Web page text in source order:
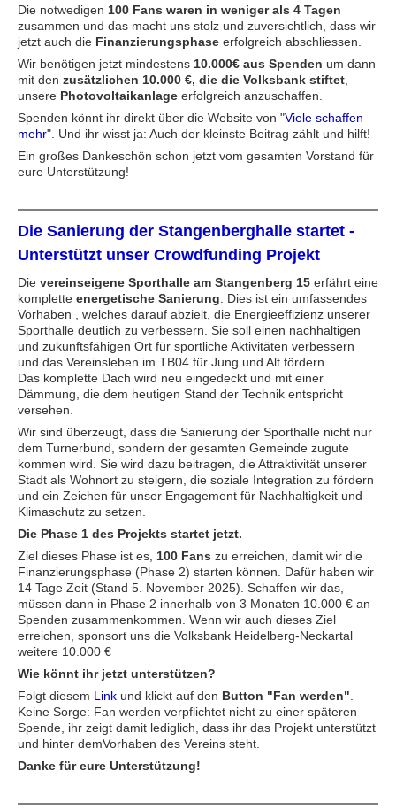
Die notwedigen 100 Fans waren in weniger als 4 Tagen
zusammen und das macht uns stolz und zuversichtlich, dass wir
jetzt auch die Finanzierungsphase erfolgreich abschliessen.
Wir benötigen jetzt mindestens 10.000€ aus Spenden um dann
mit den zusätzlichen 10.000 €, die die Volksbank stiftet
unsere Photovoltaikanlage erfolgreich anzuschaffen.
Spenden könnt ihr direkt über die Website von "Viele schaffen
mehr". Und ihr wisst ja: Auch der kleinste Beitrag zählt und hilft!
Ein großes Dankeschön schon jetzt vom gesamten Vorstand für
eure Unterstützung!
Die Sanierung der Stangenberghalle startet -
Unterstützt unser Crowdfunding Projekt
Die vereinseigene Sporthalle am Stangenberg 15 erfährt eine
komplette energetische Sanierung . Dies ist ein umfassendes
Vorhaben , welches darauf abzielt, die Energieeffizienz unserer
Sporthalle deutlich zu verbessern. Sie soll einen nachhaltigen
und zukunftsfähigen Ort für sportliche Aktivitäten verbessern
und das Vereinsleben im TB04 für Jung und Alt fördern.
Das komplette Dach wird neu eingedeckt und mit einer
Dämmung, die dem heutigen Stand der Technik entspricht
versehen.
Wir sind überzeugt, dass die Sanierung der Sporthalle nicht nur
dem Turnerbund, sondern der gesamten Gemeinde zugute
kommen wird. Sie wird dazu beitragen, die Attraktivität unserer
Stadt als Wohnort zu steigern, die soziale Integration zu fördern
und ein Zeichen für unser Engagement für Nachhaltigkeit und
Klimaschutz zu setzen.
Die Phase 1 des Projekts startet jetzt.
Ziel dieses Phase ist es, 100 Fans zu erreichen, damit wir die
Finanzierungsphase (Phase 2) starten können. Dafür haben wir
14 Tage Zeit (Stand 5. November 2025). Schaffen wir das,
müssen dann in Phase 2 innerhalb von 3 Monaten 10.000 € an
Spenden zusammenkommen. Wenn wir auch dieses Ziel
erreichen, sponsort uns die Volksbank Heidelberg-Neckartal
weitere 10.000 €
Wie könnt ihr jetzt unterstützen?
Folgt diesem Link und klickt auf den Button "Fan werden"
Keine Sorge: Fan werden verpflichtet nicht zu einer späteren
Spende, ihr zeigt damit lediglich, dass ihr das Projekt unterstützt
und hinter demVorhaben des Vereins steht.
Danke für eure Unterstützung!